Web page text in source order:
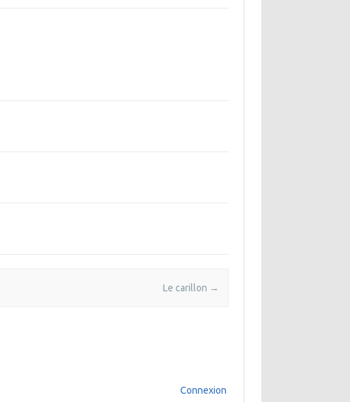
Le carillon →
Connexion